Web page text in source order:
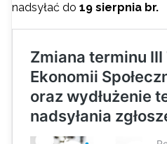
nadsyłać do19 sierpnia br.